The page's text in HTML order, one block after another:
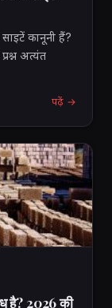
कानूनी हैं?
अत्यंत
पढ़ें →
है? 2026 की